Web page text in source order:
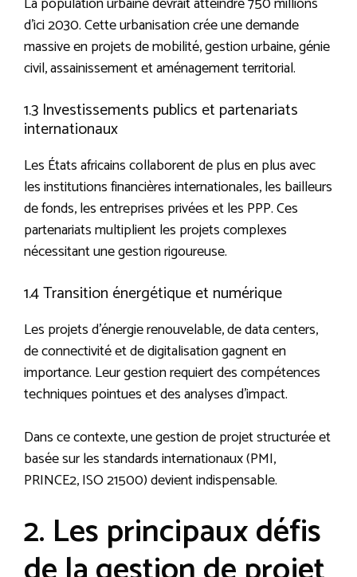
d’ici 2030. Cette urbanisation crée une demande
massive en projets de mobilité, gestion urbaine, génie
civil, assainissement et aménagement territorial.
1.3 Investissements publics et partenariats
internationaux
Les États africains collaborent de plus en plus avec
les institutions financières internationales, les bailleurs
de fonds, les entreprises privées et les PPP. Ces
partenariats multiplient les projets complexes
nécessitant une gestion rigoureuse.
1.4 Transition énergétique et numérique
Les projets d’énergie renouvelable, de data centers,
de connectivité et de digitalisation gagnent en
importance. Leur gestion requiert des compétences
techniques pointues et des analyses d’impact.
Dans ce contexte, une gestion de projet structurée et
basée sur les standards internationaux (PMI,
PRINCE2, ISO 21500) devient indispensable.
2. Les principaux défis